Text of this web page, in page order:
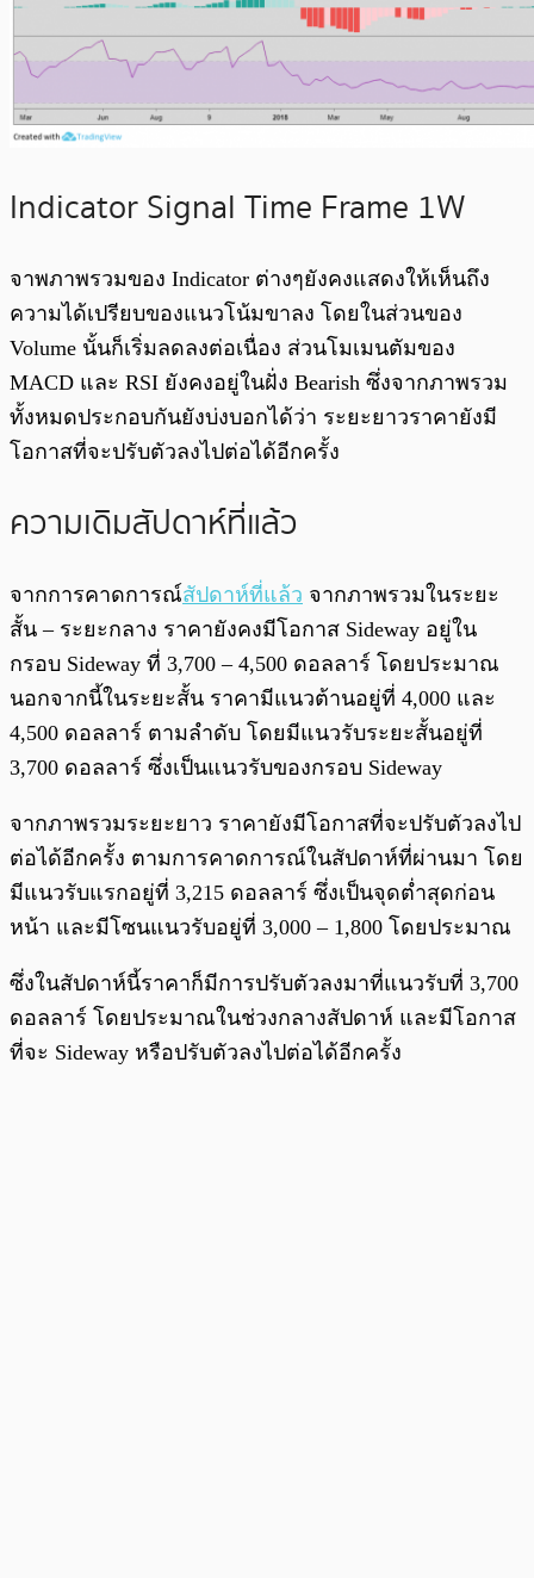
Indicator Signal Time Frame 1W
จาพภาพรวมของ Indicator ต่างๆยังคงแสดงให้เห็นถึง
ความได้เปรียบของแนวโน้มขาลง โดยในส่วนของ
Volume นั้นก็เริ่มลดลงต่อเนื่อง ส่วนโมเมนตัมของ
MACD และ RSI ยังคงอยู่ในฝั่ง Bearish ซึ่งจากภาพรวม
ทั้งหมดประกอบกันยังบ่งบอกได้ว่า ระยะยาวราคายังมี
โอกาสที่จะปรับตัวลงไปต่อได้อีกครั้ง
ความเดิมสัปดาห์ที่แล้ว
จากการคาดการณ์สัปดาห์ที่แล้ว จากภาพรวมในระยะ
สั้น – ระยะกลาง ราคายังคงมีโอกาส Sideway อยู่ใน
กรอบ Sideway ที่ 3,700 – 4,500 ดอลลาร์ โดยประมาณ
นอกจากนี้ในระยะสั้น ราคามีแนวต้านอยู่ที่ 4,000 และ
4,500 ดอลลาร์ ตามลำดับ โดยมีแนวรับระยะสั้นอยู่ที่
3,700 ดอลลาร์ ซึ่งเป็นแนวรับของกรอบ Sideway
จากภาพรวมระยะยาว ราคายังมีโอกาสที่จะปรับตัวลงไป
ต่อได้อีกครั้ง ตามการคาดการณ์ในสัปดาห์ที่ผ่านมา โดย
มีแนวรับแรกอยู่ที่ 3,215 ดอลลาร์ ซึ่งเป็นจุดต่ำสุดก่อน
หน้า และมีโซนแนวรับอยู่ที่ 3,000 – 1,800 โดยประมาณ
ซึ่งในสัปดาห์นี้ราคาก็มีการปรับตัวลงมาที่แนวรับที่ 3,700
ดอลลาร์ โดยประมาณในช่วงกลางสัปดาห์ และมีโอกาส
ที่จะ Sideway หรือปรับตัวลงไปต่อได้อีกครั้ง